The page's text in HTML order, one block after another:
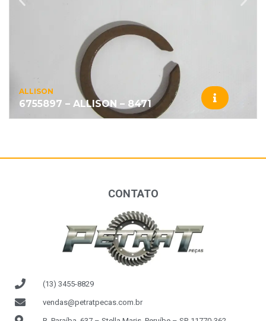
ALLISON
6755897 – ALLISON – 8471
CONTATO
(13) 3455-8829
vendas@petratpecas.com.br